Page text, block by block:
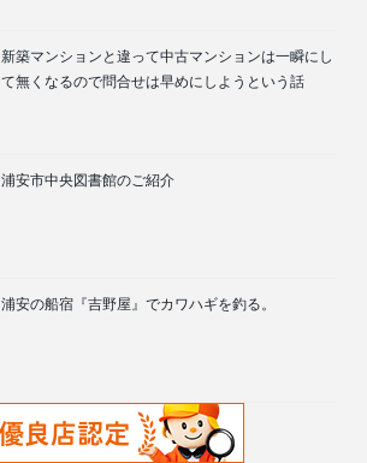
新築マンションと違って中古マンションは一瞬にし
て無くなるので問合せは早めにしようという話
浦安市中央図書館のご紹介
浦安の船宿『吉野屋』でカワハギを釣る。